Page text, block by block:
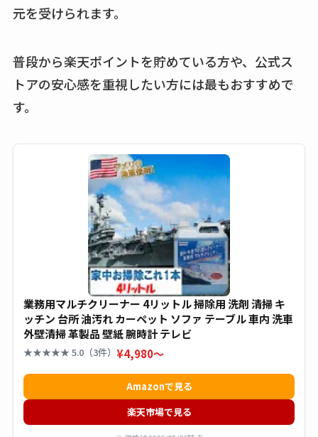
元を受けられます。
普段から楽天ポイントを貯めている方や、公式ス
トアの安心感を重視したい方には最もおすすめで
す。
業務用マルチクリーナー 4リットル 掃除用 洗剤 清掃 キ
ッチン 台所 油汚れ カーペット ソファ テーブル 車内 洗車
外壁清掃 革製品 壁紙 腕時計 テレビ
★★★★★ 5.0（3件） ¥4,980〜
Amazonで見る
楽天市場で見る